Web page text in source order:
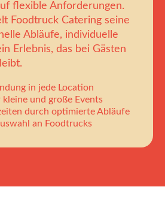
flexible Anforderungen.
Foodtruck Catering seine
Abläufe, individuelle
Erlebnis, das bei Gästen
in jede Location
und große Events
durch optimierte Abläufe
an Foodtrucks